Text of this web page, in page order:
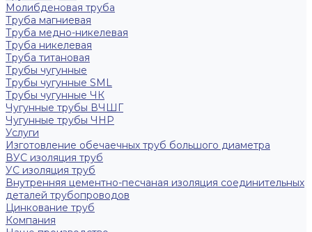
Молибденовая труба
Труба магниевая
Труба медно-никелевая
Труба никелевая
Труба титановая
Трубы чугунные
Трубы чугунные SML
Трубы чугунные ЧК
Чугунные трубы ВЧШГ
Чугунные трубы ЧНР
Услуги
Изготовление обечаечных труб большого диаметра
ВУС изоляция труб
УС изоляция труб
Внутренняя цементно-песчаная изоляция соединительных
деталей трубопроводов
Цинкование труб
Компания